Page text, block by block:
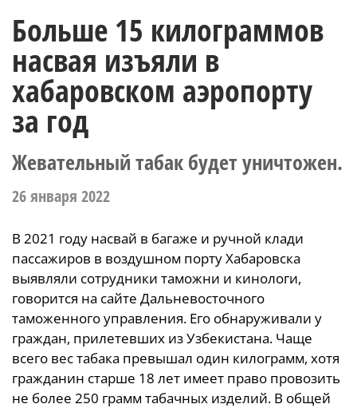
Больше 15 килограммов
насвая изъяли в
хабаровском аэропорту
за год
Жевательный табак будет уничтожен.
26 января 2022
В 2021 году насвай в багаже и ручной клади
пассажиров в воздушном порту Хабаровска
выявляли сотрудники таможни и кинологи,
говорится на сайте Дальневосточного
таможенного управления. Его обнаруживали у
граждан, прилетевших из Узбекистана. Чаще
всего вес табака превышал один килограмм, хотя
гражданин старше 18 лет имеет право провозить
не более 250 грамм табачных изделий. В общей